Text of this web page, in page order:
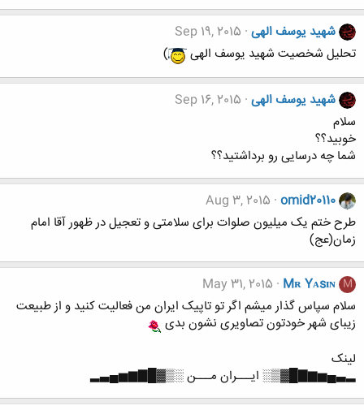
شهید یوسف الهی Sep 19, 2015
تحلیل شخصیت شهید یوسف الهی
)
شهید یوسف الهی Sep 16, 2015
سلام
خوبید؟؟
شما چه درسایی رو برداشتید؟؟
omid20110
Aug 3, 2015
طرح ختم یک میلیون صلوات برای سلامتی و تعجیل در ظهور آقا امام
زمان(عج)
M
Mʀ Yᴀsɪɴ
May 31, 2015
سلام سپاس گذار میشم اگر تو تاپیک ایران من فعالیت کنید و از طبیعت
زیبای شهر خودتون تصاویری نشون بدی
لینک
▂▃▄▅▆▇█▓▒░ ایـــران مـــن ░▒▓█▇▆▅▄▃▂